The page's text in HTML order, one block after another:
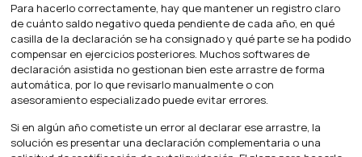
Para hacerlo correctamente, hay que mantener un registro claro
de cuánto saldo negativo queda pendiente de cada año, en qué
casilla de la declaración se ha consignado y qué parte se ha podido
compensar en ejercicios posteriores. Muchos softwares de
declaración asistida no gestionan bien este arrastre de forma
automática, por lo que revisarlo manualmente o con
asesoramiento especializado puede evitar errores.
Si en algún año cometiste un error al declarar ese arrastre, la
solución es presentar una declaración complementaria o una